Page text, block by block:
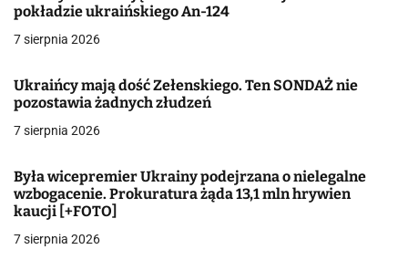
c
a
w
i
s
pokładzie ukraińskiego An-124
7 sierpnia 2026
Ukraińcy mają dość Zełenskiego. Ten SONDAŻ nie
pozostawia żadnych złudzeń
7 sierpnia 2026
Była wicepremier Ukrainy podejrzana o nielegalne
wzbogacenie. Prokuratura żąda 13,1 mln hrywien
kaucji [+FOTO]
7 sierpnia 2026